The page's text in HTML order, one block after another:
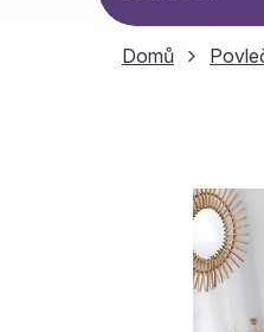
Domů